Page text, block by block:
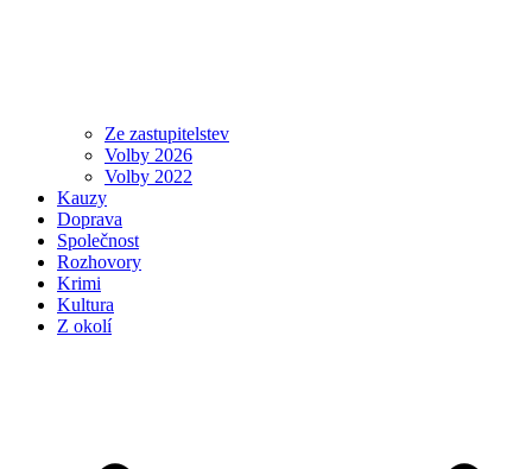
Ze zastupitelstev
Volby 2026
Volby 2022
Kauzy
Doprava
Společnost
Rozhovory
Krimi
Kultura
Z okolí